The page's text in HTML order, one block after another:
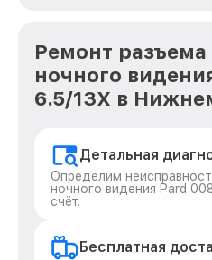
Ремонт
ночного
6.5/13X в
Детальная
Определим
ночного видения Pard
счёт.
Бесплатная